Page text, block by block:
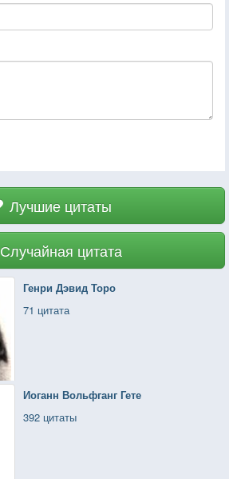
Лучшие цитаты
Случайная цитата
Генри Дэвид Торо
71 цитата
Иоганн Вольфганг Гете
392 цитаты